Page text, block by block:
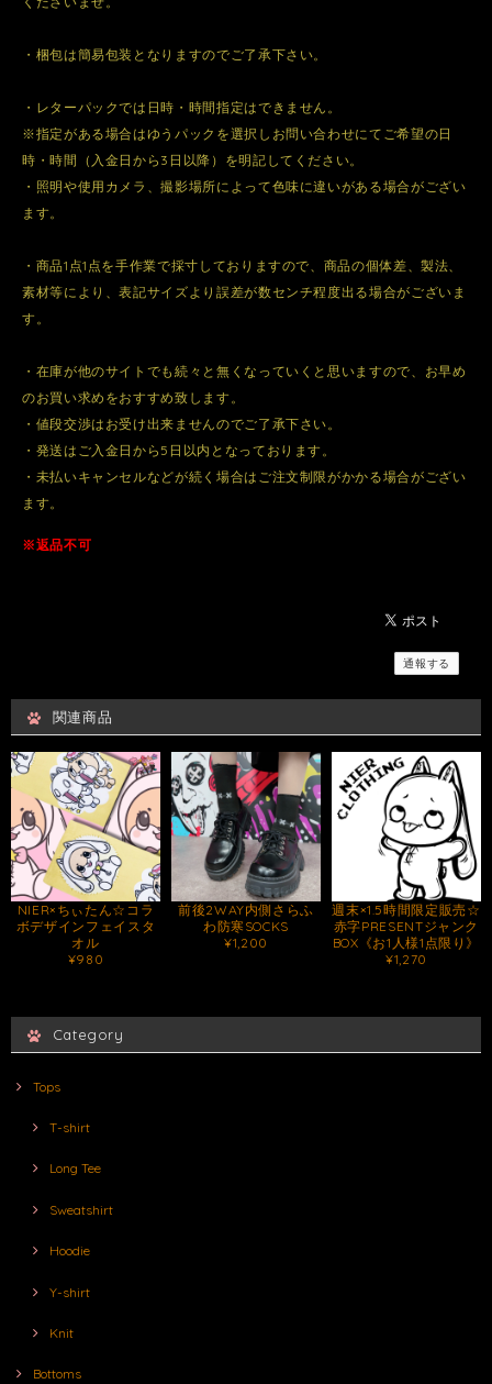
・梱包は簡易包装となりますのでご了承下さい。
・レターパックでは日時・時間指定はできません。
※指定がある場合はゆうパックを選択しお問い合わせにてご希望の日
時・時間（入金日から3日以降）を明記してください。
・照明や使用カメラ、撮影場所によって色味に違いがある場合がござい
ます。
・商品1点1点を手作業で採寸しておりますので、商品の個体差、製法、
素材等により、表記サイズより誤差が数センチ程度出る場合がございま
す。
・在庫が他のサイトでも続々と無くなっていくと思いますので、お早め
のお買い求めをおすすめ致します。
・値段交渉はお受け出来ませんのでご了承下さい。
・発送はご入金日から5日以内となっております。
・未払いキャンセルなどが続く場合はご注文制限がかかる場合がござい
ます。
※返品不可
通報する
関連商品
NIER×ちぃたん☆コラ
ボデザインフェイスタ
オル
¥980
前後2WAY内側さらふ
わ防寒SOCKS
¥1,200
週末×1.5時間限定販売☆
赤字PRESENTジャンク
BOX《お1人様1点限り》
¥1,270
Category
Tops
T-shirt
Long Tee
Sweatshirt
Hoodie
Y-shirt
Knit
Bottoms